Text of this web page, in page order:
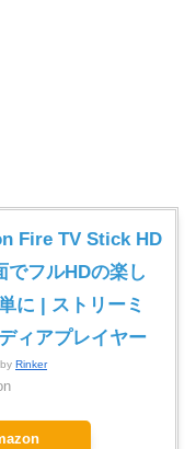
Fire TV Stick HD
でフルHDの楽し
に | ストリーミ
ィアプレイヤー
Rinker